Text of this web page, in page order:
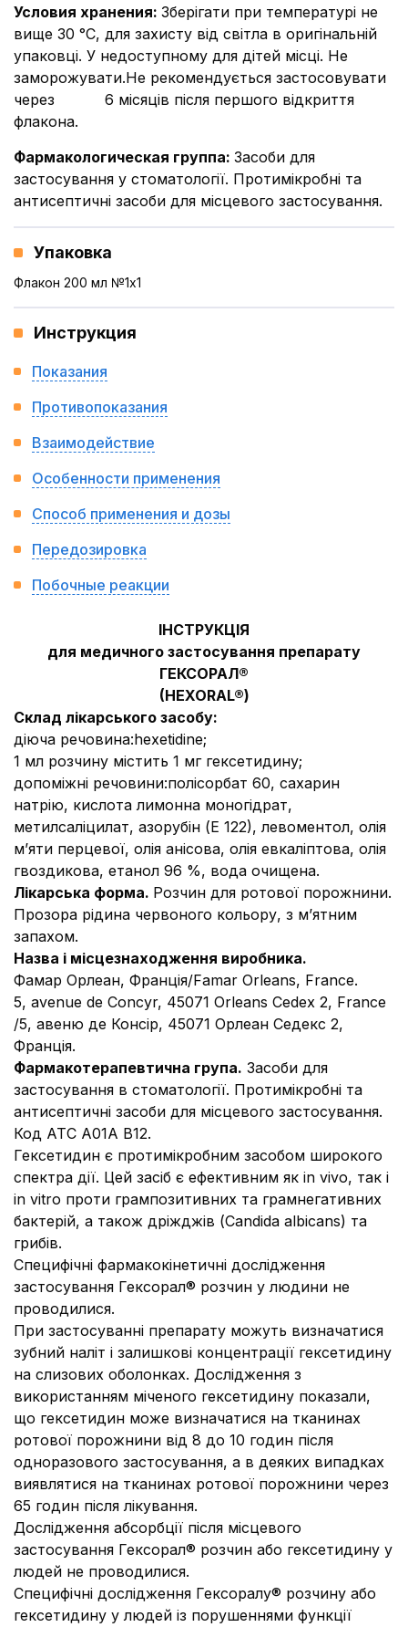
Условия хранения: Зберігати при температурі не
вище 30 °С, для захисту від світла в оригінальній
упаковці. У недоступному для дітей місці. Не
заморожувати.Не рекомендується застосовувати
через 6 місяців після першого відкриття
флакона.
Фармакологическая группа: Засоби для
застосування у стоматології. Протимікробні та
антисептичні засоби для місцевого застосування.
Упаковка
Флакон 200 мл №1x1
Инструкция
Показания
Противопоказания
Взаимодействие
Особенности применения
Способ применения и дозы
Передозировка
Побочные реакции
ІНСТРУКЦІЯ
для медичного застосування препарату
ГЕКСОРАЛ®
(HEXORAL®)
Склад лікарського засобу:
діюча речовина:hexetidine;
1 мл розчину містить 1 мг гексетидину;
допоміжні речовини:полісорбат 60, сахарин
натрію, кислота лимонна моногідрат,
метилсаліцилат, азорубін (Е 122), левоментол, олія
м’яти перцевої, олія анісова, олія евкаліптова, олія
гвоздикова, етанол 96 %, вода очищена.
Лікарська форма. Розчин для ротової порожнини.
Прозора рідина червоного кольору, з м’ятним
запахом.
Назва і місцезнаходження виробника.
Фамар Орлеан, Франція/Famar Orleans, France.
5, avenue de Concyr, 45071 Orleans Cedex 2, France
/5, авеню де Консір, 45071 Орлеан Седекс 2,
Франція.
Фармакотерапевтична група. Засоби для
застосування в стоматології. Протимікробні та
антисептичні засоби для місцевого застосування.
Код АТС А01А В12.
Гексетидин є протимікробним засобом широкого
спектра дії. Цей засіб є ефективним як in vivo, так і
in vitro проти грампозитивних та грамнегативних
бактерій, а також дріжджів (Candida albicans) та
грибів.
Специфічні фармакокінетичні дослідження
застосування Гексорал® розчин у людини не
проводилися.
При застосуванні препарату можуть визначатися
зубний наліт і залишкові концентрації гексетидину
на слизових оболонках. Дослідження з
використанням міченого гексетидину показали,
що гексетидин може визначатися на тканинах
ротової порожнини від 8 до 10 годин після
одноразового застосування, а в деяких випадках
виявлятися на тканинах ротової порожнини через
65 годин після лікування.
Дослідження абсорбції після місцевого
застосування Гексорал® розчин або гексетидину у
людей не проводилися.
Специфічні дослідження Гексоралу® розчину або
гексетидину у людей із порушеннями функції